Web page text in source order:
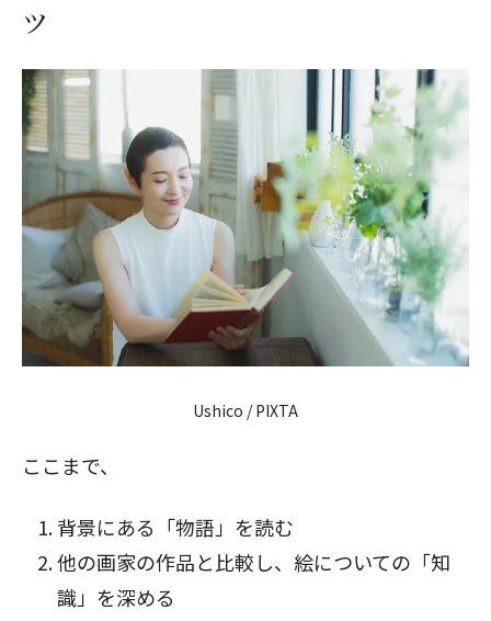
ツ
Ushico / PIXTA
ここまで、
背景にある「物語」を読む
他の画家の作品と比較し、絵についての「知
識」を深める